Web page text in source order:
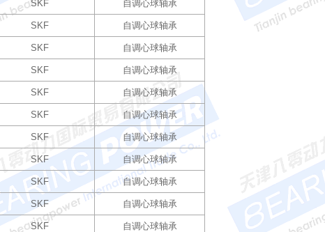
SKF 自调心球轴承
SKF 自调心球轴承
SKF 自调心球轴承
SKF 自调心球轴承
SKF 自调心球轴承
SKF 自调心球轴承
SKF 自调心球轴承
SKF 自调心球轴承
SKF 自调心球轴承
SKF 自调心球轴承
SKF 自调心球轴承